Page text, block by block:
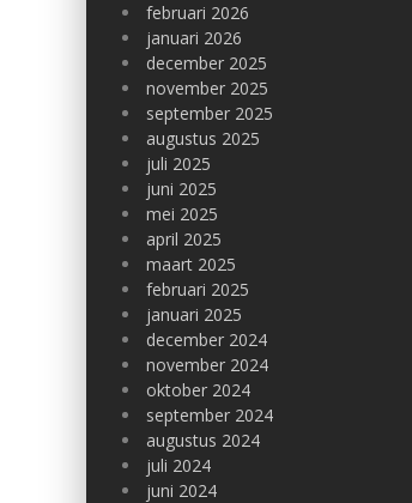
februari 2026
januari 2026
december 2025
november 2025
september 2025
augustus 2025
juli 2025
juni 2025
mei 2025
april 2025
maart 2025
februari 2025
januari 2025
december 2024
november 2024
oktober 2024
september 2024
augustus 2024
juli 2024
juni 2024